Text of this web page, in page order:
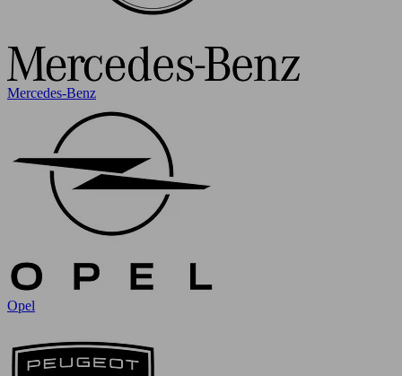
Mercedes-Benz
Opel